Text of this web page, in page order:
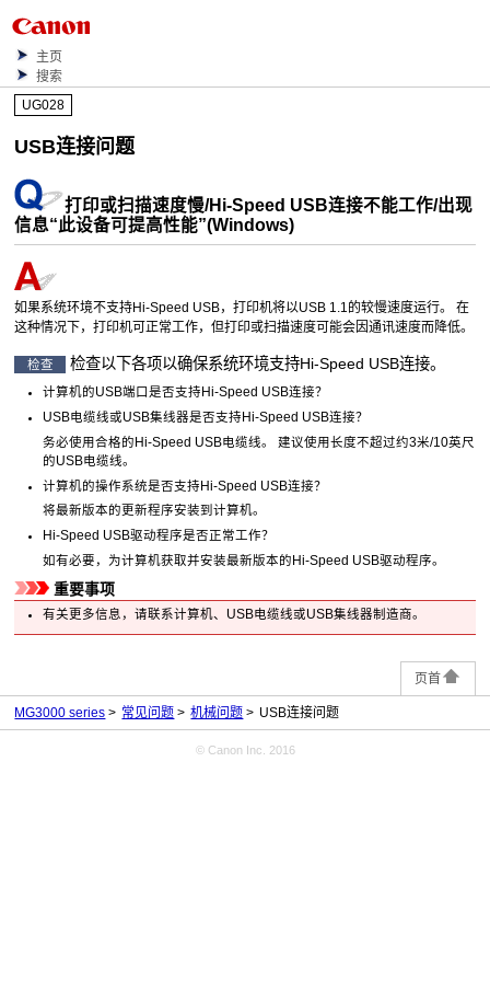
主页
搜索
UG028
USB连接问题
打印或扫描速度慢/Hi-Speed USB连接不能工作/出现
信息“此设备可提高性能”(Windows)
如果系统环境不支持Hi-Speed USB，打印机将以USB 1.1 的较慢速度运行。
在
这种情况下，打印机可正常工作，但打印或扫描速度可能会因通讯速度而降低。
检查 检查以下各项以确保系统环境支持Hi-Speed USB连接。
计算机的USB端口是否支持Hi-Speed USB连接？
USB电缆线或USB集线器是否支持Hi-Speed USB连接？
务必使用合格的Hi-Speed USB电缆线。
建议使用长度不超过约3米/10英尺
的USB电缆线。
计算机的操作系统是否支持Hi-Speed USB连接？
将最新版本的更新程序安装到计算机。
Hi-Speed USB驱动程序是否正常工作？
如有必要，为计算机获取并安装最新版本的Hi-Speed USB驱动程序。
重要事项
有关更多信息，请联系计算机、 USB电缆线或USB集线器制造商。
页首
MG3000 series 常见问题 机械问题 USB连接问题
© Canon Inc. 2016